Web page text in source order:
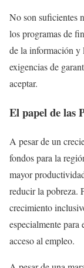
No son suficientes
los programas de
de la información y
exigencias de
aceptar.
El papel de las
A pesar de un
fondos para la
mayor
reducir la pobreza.
crecimiento
especialmente
acceso al empleo.